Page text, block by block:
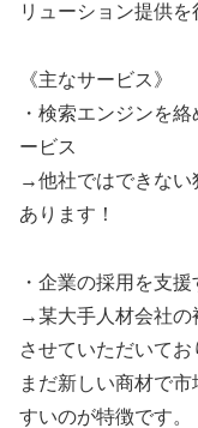
リューション提供を
《主なサービス》
・検索エンジンを
ービス
→他社ではできない
あります！
・企業の採用を支
→某大手人材会社の
させていただいてお
まだ新しい商材で
すいのが特徴です。